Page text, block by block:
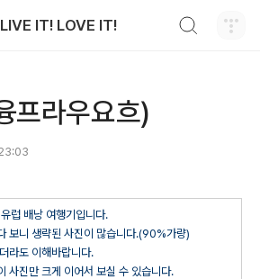
LIVE IT! LOVE IT!
프라우요흐)
럽 배낭 여행기입니다.
보니 생략된 사진이 많습니다.(90%가량)
라도 이해바랍니다.
사진만 크게 이어서 보실 수 있습니다.